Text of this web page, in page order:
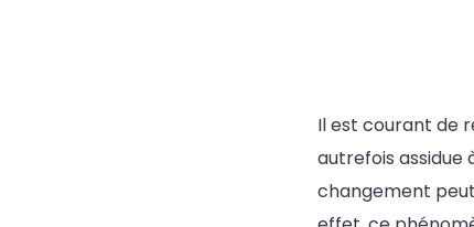
Il est courant de
autrefois assidue
changement